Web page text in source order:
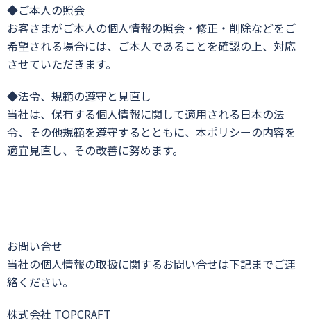
◆ご本人の照会
お客さまがご本人の個人情報の照会・修正・削除などをご
希望される場合には、ご本人であることを確認の上、対応
させていただきます。
◆法令、規範の遵守と見直し
当社は、保有する個人情報に関して適用される日本の法
令、その他規範を遵守するとともに、本ポリシーの内容を
適宜見直し、その改善に努めます。
お問い合せ
当社の個人情報の取扱に関するお問い合せは下記までご連
絡ください。
株式会社 TOPCRAFT